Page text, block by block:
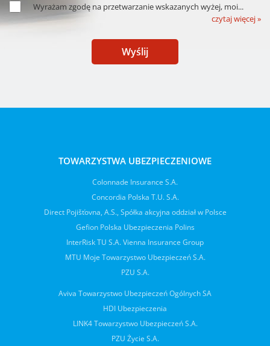
Wyrażam zgodę na przetwarzanie wskazanych wyżej, moi...
czytaj więcej »
Wyślij
TOWARZYSTWA UBEZPIECZENIOWE
Colonnade Insurance S.A.
Concordia Polska T.U. S.A.
Direct Pojišťovna, A.S., Spółka akcyjna oddział w Polsce
Gefion Polska Ubezpieczenia Polins
InterRisk TU S.A. Vienna Insurance Group
MTU Moje Towarzystwo Ubezpieczeń S.A.
PZU S.A.
Aviva Towarzystwo Ubezpieczeń Ogólnych SA
HDI Ubezpieczenia
LINK4 Towarzystwo Ubezpieczeń S.A.
PZU Życie S.A.